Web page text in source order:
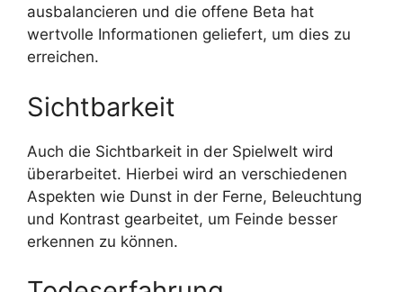
ausbalancieren und die offene Beta hat
wertvolle Informationen geliefert, um dies zu
erreichen.
Sichtbarkeit
Auch die Sichtbarkeit in der Spielwelt wird
überarbeitet. Hierbei wird an verschiedenen
Aspekten wie Dunst in der Ferne, Beleuchtung
und Kontrast gearbeitet, um Feinde besser
erkennen zu können.